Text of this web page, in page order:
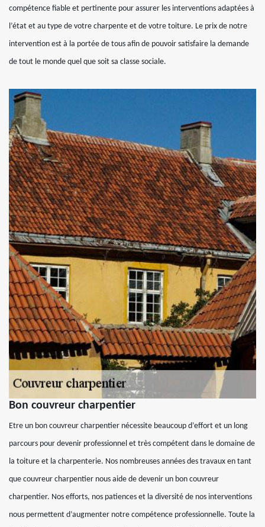
compétence fiable et pertinente pour assurer les interventions adaptées à
l’état et au type de votre charpente et de votre toiture. Le prix de notre
intervention est à la portée de tous afin de pouvoir satisfaire la demande
de tout le monde quel que soit sa classe sociale.
Bon couvreur charpentier
Etre un bon couvreur charpentier nécessite beaucoup d’effort et un long
parcours pour devenir professionnel et très compétent dans le domaine de
la toiture et la charpenterie. Nos nombreuses années des travaux en tant
que couvreur charpentier nous aide de devenir un bon couvreur
charpentier. Nos efforts, nos patiences et la diversité de nos interventions
nous permettent d’augmenter notre compétence professionnelle. Toute la